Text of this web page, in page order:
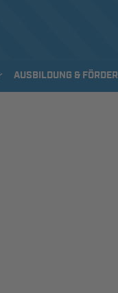
AUSBILDUNG &